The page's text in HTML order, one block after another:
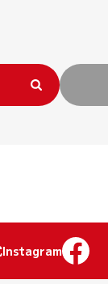
Instagram